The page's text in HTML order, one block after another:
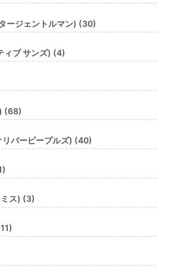
ージェントルマン) (30)
ィブ サンズ) (4)
(68)
リバーピープルズ) (40)
ス) (3)